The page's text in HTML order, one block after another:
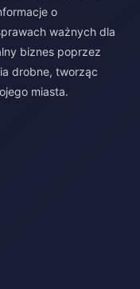
o
ważnych dla
biznes poprzez
drobne, tworząc
miasta.